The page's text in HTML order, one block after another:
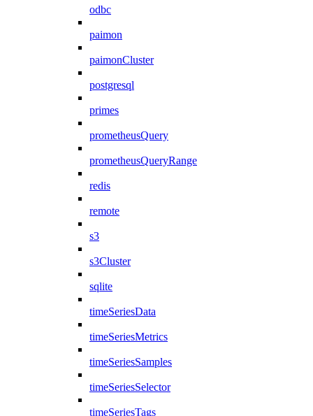
odbc
paimon
paimonCluster
postgresql
primes
prometheusQuery
prometheusQueryRange
redis
remote
s3
s3Cluster
sqlite
timeSeriesData
timeSeriesMetrics
timeSeriesSamples
timeSeriesSelector
timeSeriesTags